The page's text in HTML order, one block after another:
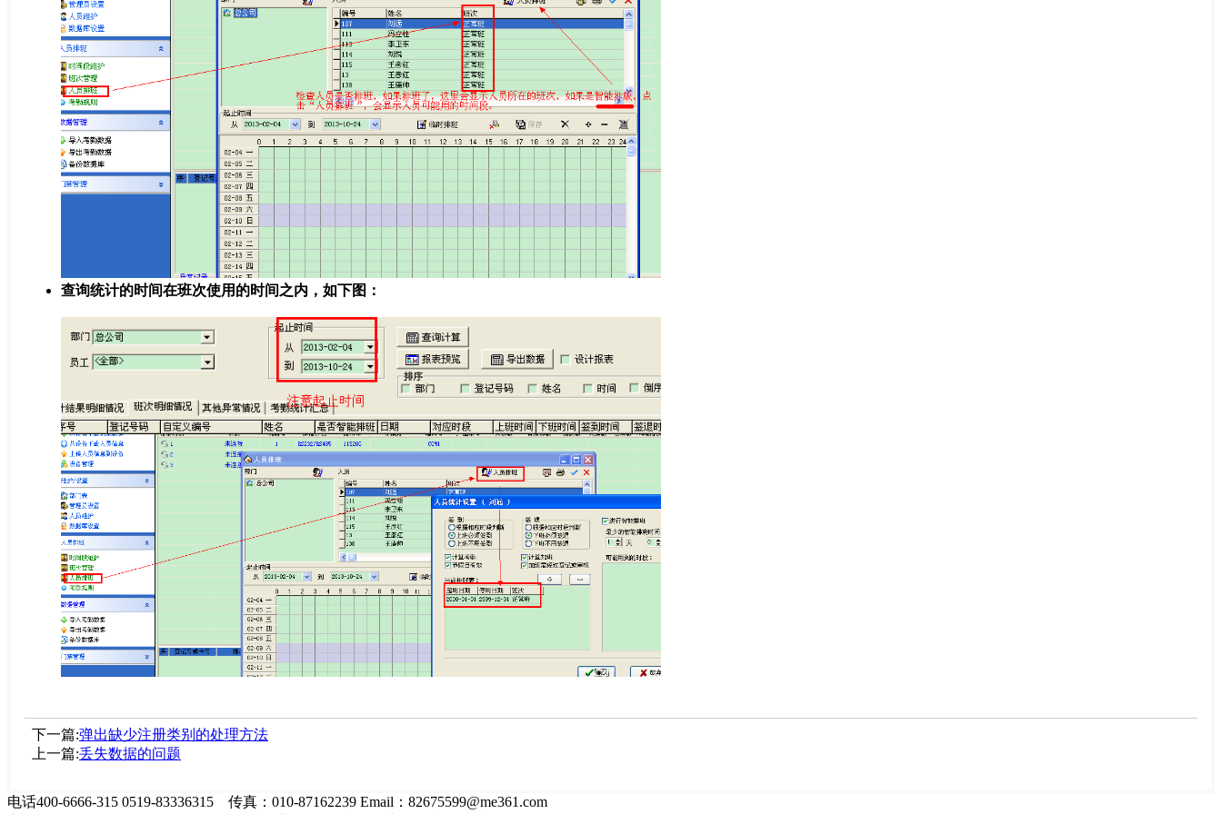
查询统计的时间在班次使用的时间之内，如下图：
下一篇:弹出缺少注册类别的处理方法
上一篇:丢失数据的问题
电话400-6666-315 0519-83336315 传真：010-87162239 Email：82675599@me361.com